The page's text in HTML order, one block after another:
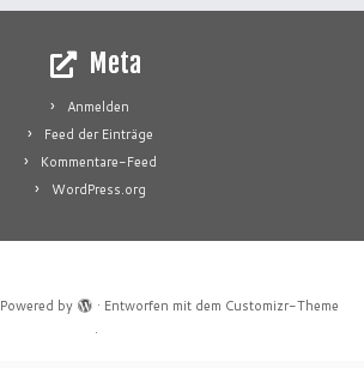
Meta
Anmelden
Feed der Einträge
Kommentare-Feed
WordPress.org
Powered by · Entworfen mit dem Customizr-Theme
·